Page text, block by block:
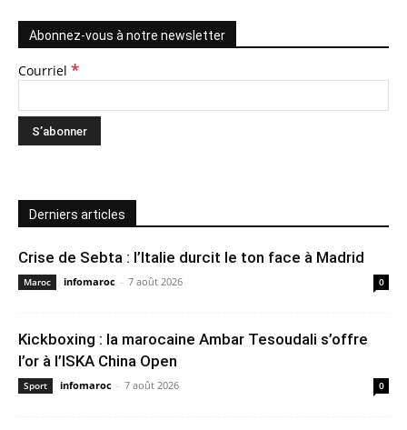
Abonnez-vous à notre newsletter
Courriel *
Derniers articles
Crise de Sebta : l’Italie durcit le ton face à Madrid
Maroc infomaroc - 7 août 2026 0
Kickboxing : la marocaine Ambar Tesoudali s’offre
l’or à l’ISKA China Open
Sport infomaroc - 7 août 2026 0